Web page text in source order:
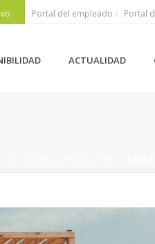
Portal del empleado Portal
ACTUALIDAD